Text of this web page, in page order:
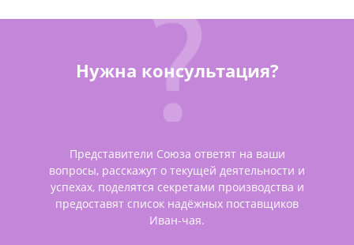
Нужна консультация?
Представители Союза ответят на ваши
вопросы, расскажут о текущей деятельности и
успехах, поделятся секретами производства и
предоставят список надёжных поставщиков
Иван-чая.